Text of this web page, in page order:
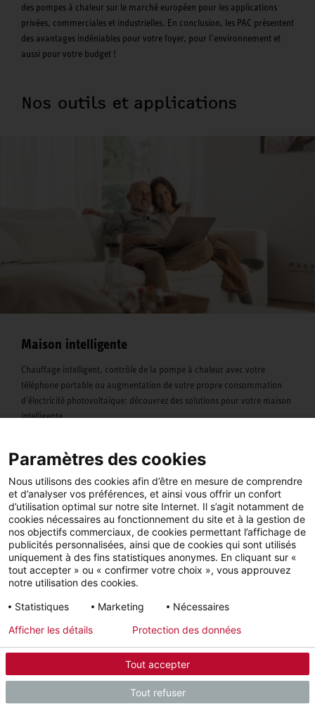
des pompes à chaleur sur le marché européen pour les applications
privées, commerciales et industrielles. En conclusion, les PAC présentent
des avantages indéniables pour votre foyer, pour l’environnement et
aussi pour votre budget !
Nos outils et applications
Maison intelligente
Chauffage intelligent, contrôle de la pompe à chaleur avec votre
téléphone portable ou augmentation de votre propre consommation
d'électricité photovoltaïque: découvrez des solutions pour votre maison
intelligente.
Application MyStiebel
confortable à la maison depuis votre smartphone.
Paramètres des cookies
Nous utilisons des cookies afin d’être en mesure de comprendre
et d’analyser vos préférences, et ainsi vous offrir un confort
d’utilisation optimal sur notre site Internet. Il s’agit notamment de
cookies nécessaires au fonctionnement du site et à la gestion de
nos objectifs commerciaux, de cookies permettant l’affichage de
publicités personnalisées, ainsi que de cookies qui sont utilisés
uniquement à des fins statistiques anonymes. En cliquant sur «
tout accepter » ou « confirmer votre choix », vous approuvez
notre utilisation des cookies.
Statistiques
Marketing Nécessaires
Tout accepter
Tout refuser
Afficher les détails Protection des données